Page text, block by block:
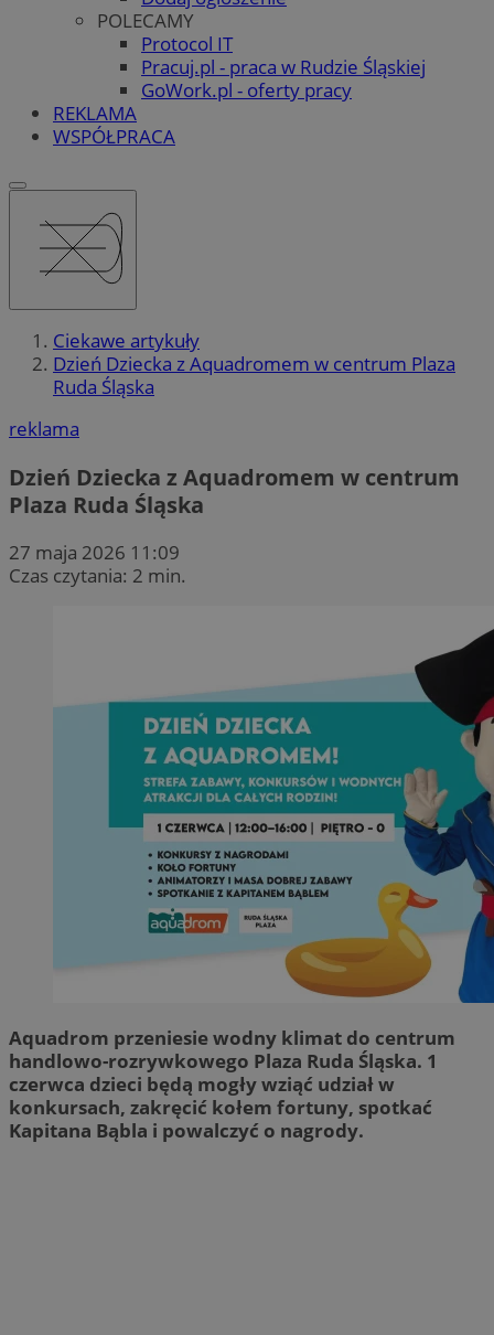
POLECAMY
Protocol IT
Pracuj.pl - praca w Rudzie Śląskiej
GoWork.pl - oferty pracy
REKLAMA
WSPÓŁPRACA
Ciekawe artykuły
Dzień Dziecka z Aquadromem w centrum Plaza
Ruda Śląska
reklama
Dzień Dziecka z Aquadromem w centrum
Plaza Ruda Śląska
27 maja 2026 11:09
Czas czytania: 2 min.
Aquadrom przeniesie wodny klimat do centrum
handlowo-rozrywkowego Plaza Ruda Śląska. 1
czerwca dzieci będą mogły wziąć udział w
konkursach, zakręcić kołem fortuny, spotkać
Kapitana Bąbla i powalczyć o nagrody.